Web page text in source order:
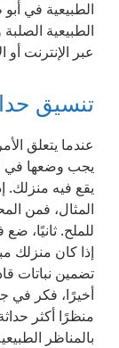
الطبيعية في
الطبيعية
عبر الإنترنت أو
تنسيق
عندما يتعلق
يجب وضعها في
يقع فيه
المثال، فمن
للملح. ثانيًا،
إذا كان منزلك
تضمين نباتات
أخيرًا، فكر في
منظرًا أكثر
بالمناظر